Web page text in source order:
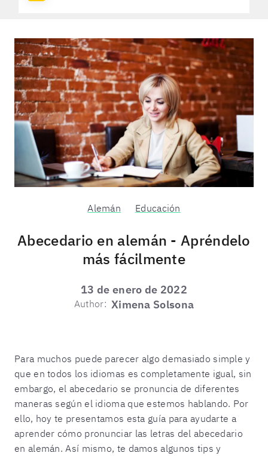
Alemán Educación
Abecedario en alemán - Apréndelo
más fácilmente
13 de enero de 2022
Author: Ximena Solsona
Para muchos puede parecer algo demasiado simple y
que en todos los idiomas es completamente igual, sin
embargo, el abecedario se pronuncia de diferentes
maneras según el idioma que estemos hablando. Por
ello, hoy te presentamos esta guía para ayudarte a
aprender cómo pronunciar las letras del abecedario
en alemán. Así mismo, te damos algunos tips y